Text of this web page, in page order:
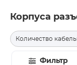
Корпуса
Количество
Фильтр